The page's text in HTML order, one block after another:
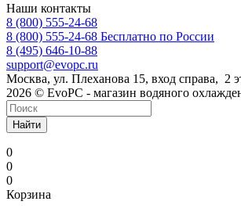
Наши контакты
8 (800) 555-24-68
8 (800) 555-24-68 Бесплатно по России
8 (495) 646-10-88
support@evopc.ru
Москва, ул. Плеханова 15, вход справа, 2
2026 © EvoPC - магазин водяного
Найти
0
0
0
Корзина